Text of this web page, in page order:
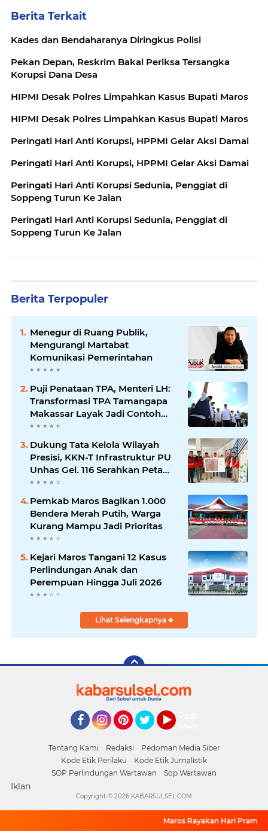
Berita Terkait
Kades dan Bendaharanya Diringkus Polisi
Pekan Depan, Reskrim Bakal Periksa Tersangka
Korupsi Dana Desa
HIPMI Desak Polres Limpahkan Kasus Bupati Maros
HIPMI Desak Polres Limpahkan Kasus Bupati Maros
Peringati Hari Anti Korupsi, HPPMI Gelar Aksi Damai
Peringati Hari Anti Korupsi, HPPMI Gelar Aksi Damai
Peringati Hari Anti Korupsi Sedunia, Penggiat di
Soppeng Turun Ke Jalan
Peringati Hari Anti Korupsi Sedunia, Penggiat di
Soppeng Turun Ke Jalan
Berita Terpopuler
Menegur di Ruang Publik,
Mengurangi Martabat
Komunikasi Pemerintahan
Puji Penataan TPA, Menteri LH:
Transformasi TPA Tamangapa
Makassar Layak Jadi Contoh
Nasional
Dukung Tata Kelola Wilayah
Presisi, KKN-T Infrastruktur PU
Unhas Gel. 116 Serahkan Peta
Batas Dusun Berbasis GIS ke
Pemkab Maros Bagikan 1.000
Bendera Merah Putih, Warga
Kurang Mampu Jadi Prioritas
Kejari Maros Tangani 12 Kasus
Perlindungan Anak dan
Perempuan Hingga Juli 2026
Lihat Selengkapnya
Tentang Kami Redaksi
Pedoman Media Siber
Kode Etik Perilaku
Kode Etik Jurnalistik
SOP Perlindungan Wartawan
Sop Wartawan
Iklan
Maros Rayakan Hari
Copyright © 2026 KABARSULSEL.COM